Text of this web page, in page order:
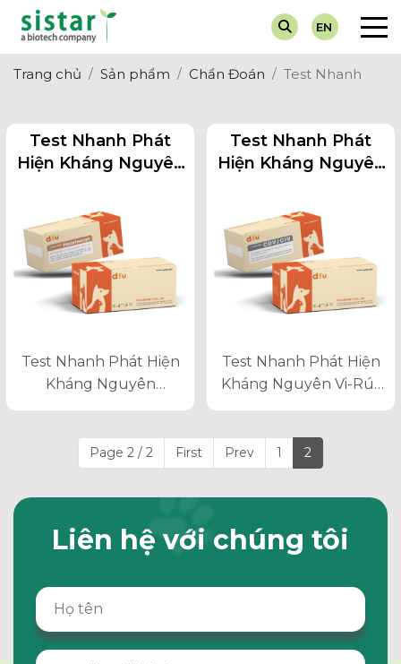
EN
Nước Tiểu
Thuốc Điều Trị
Tin Khuyến Mại
Trang chủ Sản phẩm Chẩn Đoán Test Nhanh
Test Nhanh Phát
Hiện Kháng Nguyên
Immitis Trên Chó
Test Nhanh Phát Hiện
Kháng Nguyên
Dirofilaria Immitis Trên
Test Nhanh Phát
Hiện Kháng Nguyên
Virus Cúm Trên Chó
- CDV/CIV
Test Nhanh Phát Hiện
Kháng Nguyên Vi-Rút
Distemper Và Vi-Rút
Page 2 / 2 First Prev 1 2
Liên hệ với chúng tôi